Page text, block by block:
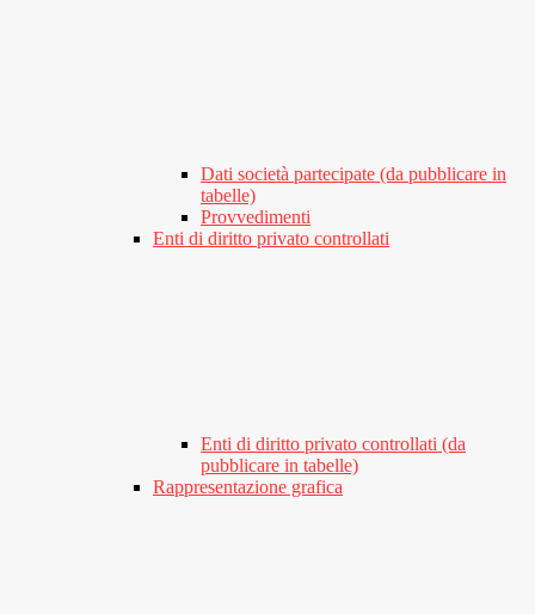
Dati società partecipate (da pubblicare in
tabelle)
Provvedimenti
Enti di diritto privato controllati
Enti di diritto privato controllati (da
pubblicare in tabelle)
Rappresentazione grafica